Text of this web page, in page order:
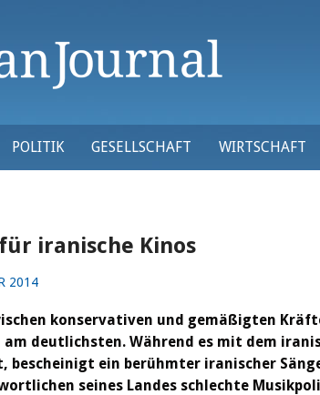
POLITIK GESELLSCHAFT WIRTSCHAFT
iranische Kinos
2014
konservativen und gemäßigten
deutlichsten. Während es mit dem
bescheinigt ein berühmter iranischer
seines Landes schlechte